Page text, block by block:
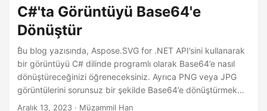
a
C#'ta Görüntüyü Base64'e
Dönüştür
ٰBu blog yazısında, Aspose.SVG for .NET API’sini kullanarak
bir görüntüyü C# dilinde programlı olarak Base64’e nasıl
dönüştüreceğinizi öğreneceksiniz. Ayrıca PNG veya JPG
görüntülerini sorunsuz bir şekilde Base64’e dönüştürmek
için ücretsiz bir çevrimiçi aracı da keşfedeceksiniz.
Aralık 13, 2023 · Müzammil Han